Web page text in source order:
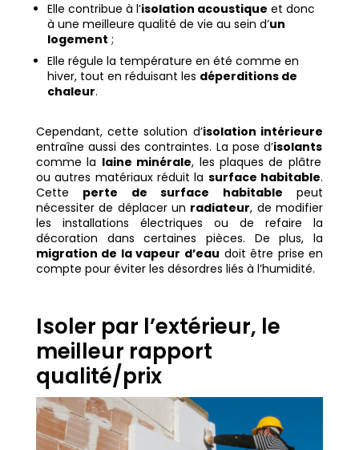
Elle contribue à l’isolation acoustique et donc
à une meilleure qualité de vie au sein d’un
logement ;
Elle régule la température en été comme en
hiver, tout en réduisant les déperditions de
chaleur.
Cependant, cette solution d’isolation intérieure
entraîne aussi des contraintes. La pose d’isolants
comme la laine minérale, les plaques de plâtre
ou autres matériaux réduit la surface habitable.
Cette perte de surface habitable peut
nécessiter de déplacer un radiateur, de modifier
les installations électriques ou de refaire la
décoration dans certaines pièces. De plus, la
migration de la vapeur d’eau doit être prise en
compte pour éviter les désordres liés à l’humidité.
Isoler par l’extérieur, le
meilleur rapport
qualité/prix